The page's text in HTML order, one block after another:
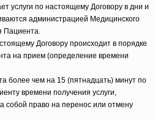
услуги по настоящему Договору в дни и
администрацией Медицинского
Пациента.
Договору происходит в порядке
на прием (определение времени
более чем на 15 (пятнадцать) минут по
времени получения услуги,
собой право на перенос или отмену